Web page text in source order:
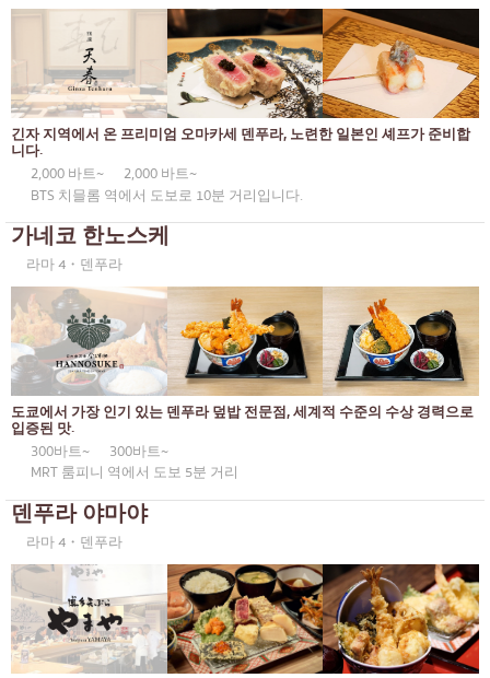
일본식 냄비 요리
꼬치구이/곱창구이
전통 일본식 레스토랑
타코야키
오뎅/일본식 조림 요리
정식/일본 가정식
벤또/일본 음식 배달 서비스
치앙마이
라드프라오
사뭇 프라칸
파툼 타니
사뭇 사콘
푸켓
파타야
타니야
라마 3세
라마 4세
다른
긴자 지역에서 온 프리미엄 오마카세 덴푸라, 노련한 일본인 셰프가 준비합
니다.
2,000 바트~
2,000 바트~
BTS 치믈롬 역에서 도보로 10분 거리입니다.
가네코 한노스케
라마 4・덴푸라
도쿄에서 가장 인기 있는 덴푸라 덮밥 전문점, 세계적 수준의 수상 경력으로
입증된 맛.
300바트~
300바트~
MRT 룸피니 역에서 도보 5분 거리
덴푸라 야마야
라마 4・덴푸라